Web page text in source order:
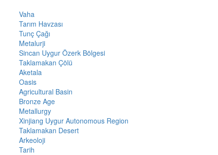
Vaha
Tarım Havzası
Tunç Çağı
Metalurji
Sincan Uygur Özerk Bölgesi
Taklamakan Çölü
Aketala
Oasis
Agricultural Basin
Bronze Age
Metallurgy
Xinjiang Uygur Autonomous Region
Taklamakan Desert
Arkeoloji
Tarih